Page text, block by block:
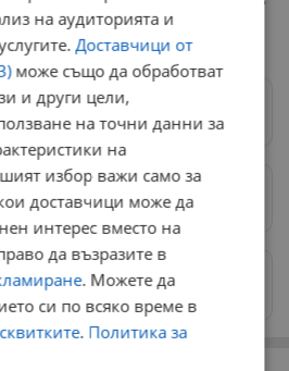
и предложение за
по ценоразпис.
News
→
и информация на
на аудиторията и
Доставчици от
може също да обработват
и други цели,
на точни данни за
на
избор важи само за
доставчици може да
интерес вместо на
да възразите в
. Можете да
си по всяко време в
. Политика за